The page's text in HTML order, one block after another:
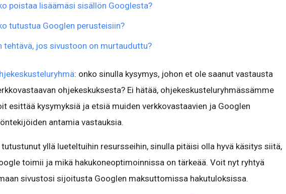
poistaa lisäämäsi sisällön Googlesta?
tutustua Googlen perusteisiin?
tehtävä, jos sivustoon on murtauduttu?
: onko sinulla kysymys, johon et ole saanut vastausta
ohjekeskuksesta? Ei hätää, ohjekeskusteluryhmässämme
esittää kysymyksiä ja etsiä muiden verkkovastaavien ja Googlen
antamia vastauksia.
tutustunut yllä lueteltuihin resursseihin, sinulla pitäisi olla hyvä käsitys siitä,
toimii ja mikä hakukoneoptimoinnissa on tärkeää. Voit nyt ryhtyä
sivustosi sijoitusta Googlen maksuttomissa hakutuloksissa.